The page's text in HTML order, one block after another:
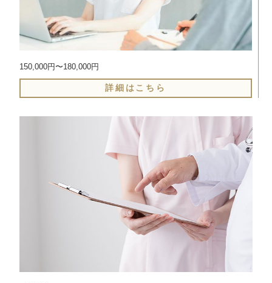
150,000円〜180,000円
詳細はこちら